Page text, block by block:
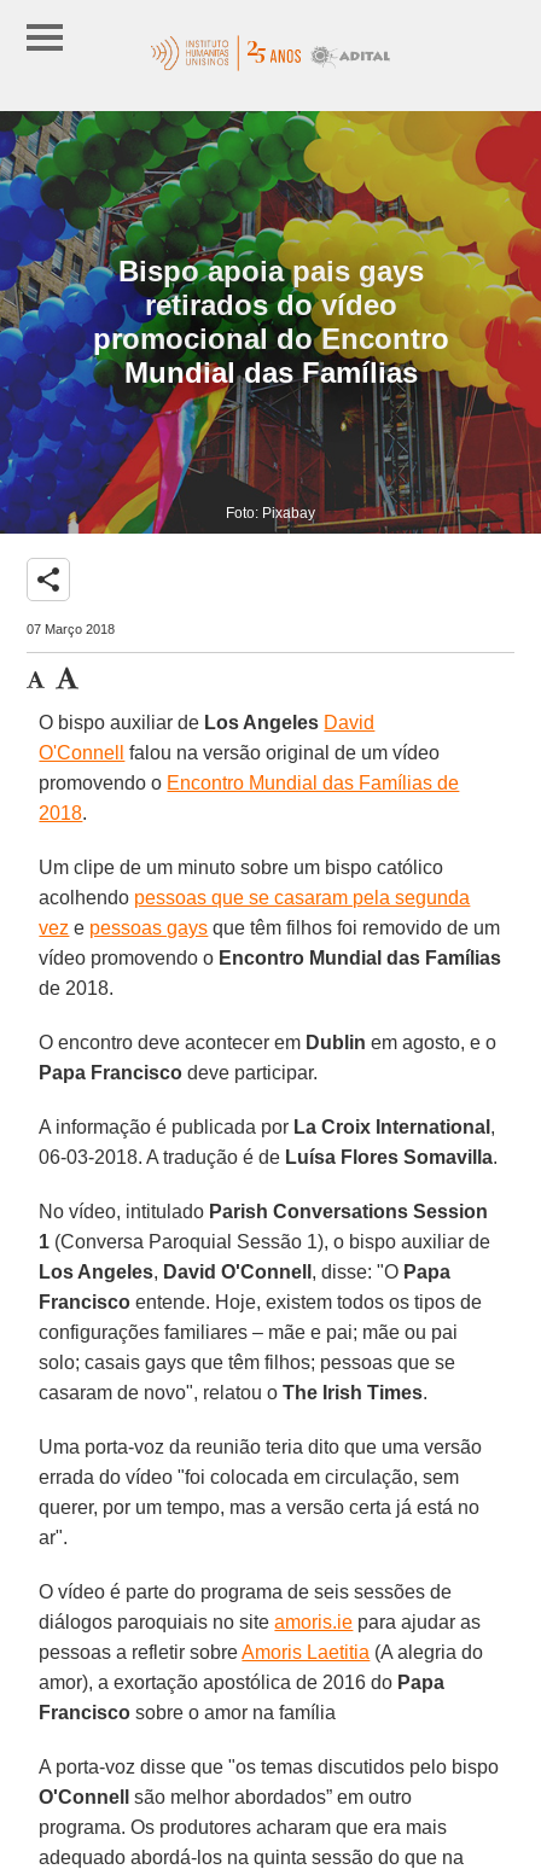
Bispo apoia pais gays
retirados do vídeo
promocional do Encontro
Mundial das Famílias
Foto: Pixabay
share
07 Março 2018
O bispo auxiliar de Los Angeles David
O'Connell
falou na versão original de um vídeo
promovendo o Encontro Mundial das Famílias de
2018.
Um clipe de um minuto sobre um bispo católico
acolhendo pessoas que se casaram pela segunda
vez e pessoas gays que têm filhos foi removido de um
vídeo promovendo o Encontro Mundial das Famílias
de 2018.
O encontro deve acontecer em Dublin em agosto, e o
Papa Francisco deve participar.
A informação é publicada por La Croix International ,
06-03-2018. A tradução é de Luísa Flores Somavilla.
No vídeo, intitulado Parish Conversations Session
1 (Conversa Paroquial Sessão 1), o bispo auxiliar de
Los Angeles, David O'Connell , disse: "O Papa
Francisco entende. Hoje, existem todos os tipos de
configurações familiares – mãe e pai; mãe ou pai
solo; casais gays que têm filhos; pessoas que se
casaram de novo", relatou oThe Irish Times.
Uma porta-voz da reunião teria dito que uma versão
errada do vídeo "foi colocada em circulação, sem
querer, por um tempo, mas a versão certa já está no
ar".
O vídeo é parte do programa de seis sessões de
diálogos paroquiais no siteamoris.ie para ajudar as
pessoas a refletir sobreAmoris Laetitia (A alegria do
amor), a exortação apostólica de 2016 do Papa
Francisco sobre o amor na família
A porta-voz disse que "os temas discutidos pelo bispo
O'Connell
são melhor abordados” em outro
programa. Os produtores acharam que era mais
adequado abordá-los na quinta sessão do que na